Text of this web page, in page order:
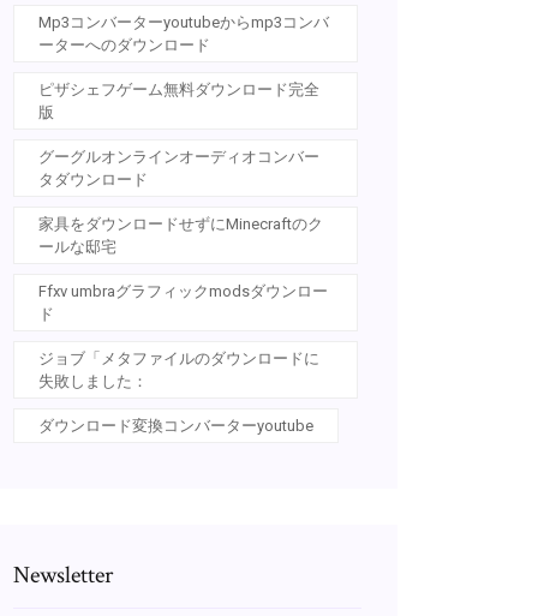
Mp3コンバーターyoutubeからmp3コンバ
ーターへのダウンロード
ピザシェフゲーム無料ダウンロード完全
版
グーグルオンラインオーディオコンバー
タダウンロード
家具をダウンロードせずにMinecraftのク
ールな邸宅
Ffxv umbraグラフィックmodsダウンロー
ド
ジョブ「メタファイルのダウンロードに
失敗しました：
ダウンロード変換コンバーターyoutube
Newsletter